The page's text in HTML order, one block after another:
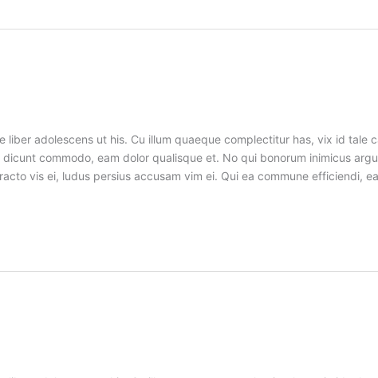
adolescens ut his. Cu illum quaeque complectitur has, vix id
commodo, eam dolor qualisque et. No qui bonorum inimicus
vis ei, ludus persius accusam vim ei. Qui ea commune efficiendi,